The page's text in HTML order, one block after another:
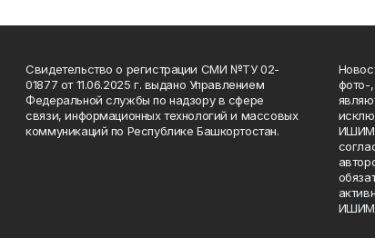
Свидетельство о регистрации СМИ №ТУ 02-
01877 от 11.06.2025 г. выдано Управлением
Федеральной службы по надзору в сфере
связи, информационных технологий и массовых
коммуникаций по Республике Башкортостан.
фото-